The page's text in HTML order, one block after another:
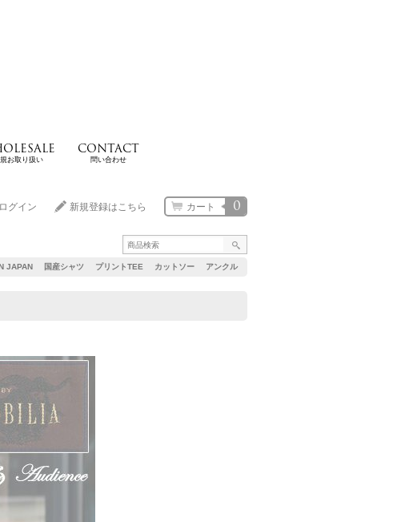
お取り扱い
CONTACT
問い合わせ
JAPAN 国産シャツ プリントTEE カットソー アンクル
0
カート
ログイン 新規登録はこちら